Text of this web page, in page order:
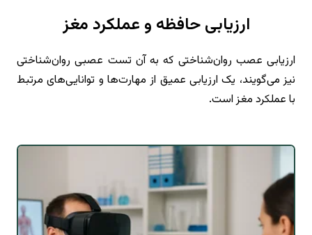
ارزیابی حافظه و عملکرد مغز
ارزیابی عصب روان‌شناختی که به آن تست عصبی روان‌شناختی
نیز می‌گویند، یک ارزیابی عمیق از مهارت‌ها و توانایی‌های مرتبط
با عملکرد مغز است.